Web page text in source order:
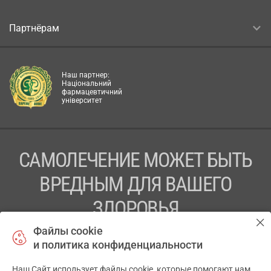
Партнёрам
Наш партнер:
Національний
фармацевтичний
університет
САМОЛЕЧЕНИЕ МОЖЕТ БЫТЬ
ВРЕДНЫМ ДЛЯ ВАШЕГО
ЗДОРОВЬЯ
ПЕРЕД ПРИМЕНЕНИЕМ ПРЕПАРАТА
ПРОКОНСУЛЬТИРУЙТЕСЬ С ВРАЧОМ
Файлы cookie
и политика конфиденциальности